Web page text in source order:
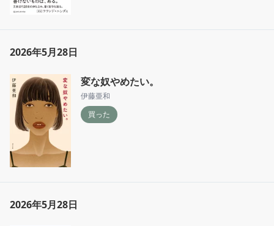
2026年5月28日
変な奴やめたい。
伊藤亜和
買った
2026年5月28日